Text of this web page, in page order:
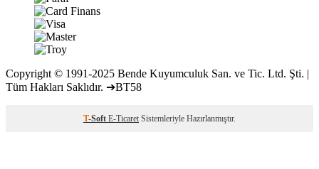
Copyright © 1991-2025 Bende Kuyumculuk San. ve Tic. Ltd. Şti. |
Tüm Hakları Saklıdır. ➔BT58
T-Soft E-Ticaret Sistemleriyle Hazırlanmıştır.